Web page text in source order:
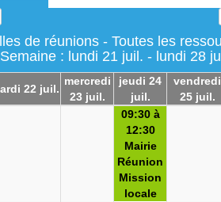
de réunions - Toutes les
Semaine : lundi 21 juil. - lundi 28
22 juil.
mercredi
23 juil.
jeudi 24
juil.
vendredi
25 juil.
09:30 à
12:30
Mairie
Réunion
Mission
locale